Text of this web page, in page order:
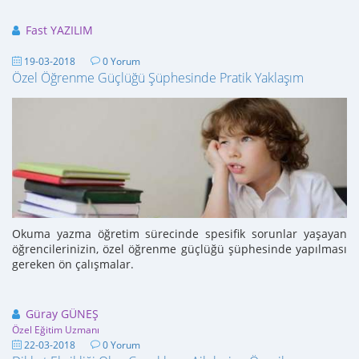
Fast YAZILIM
19-03-2018 0 Yorum
Özel Öğrenme Güçlüğü Şüphesinde Pratik Yaklaşım
Okuma yazma öğretim sürecinde spesifik sorunlar yaşayan
öğrencilerinizin, özel öğrenme güçlüğü şüphesinde yapılması
gereken ön çalışmalar.
Güray GÜNEŞ
Özel Eğitim Uzmanı
22-03-2018 0 Yorum